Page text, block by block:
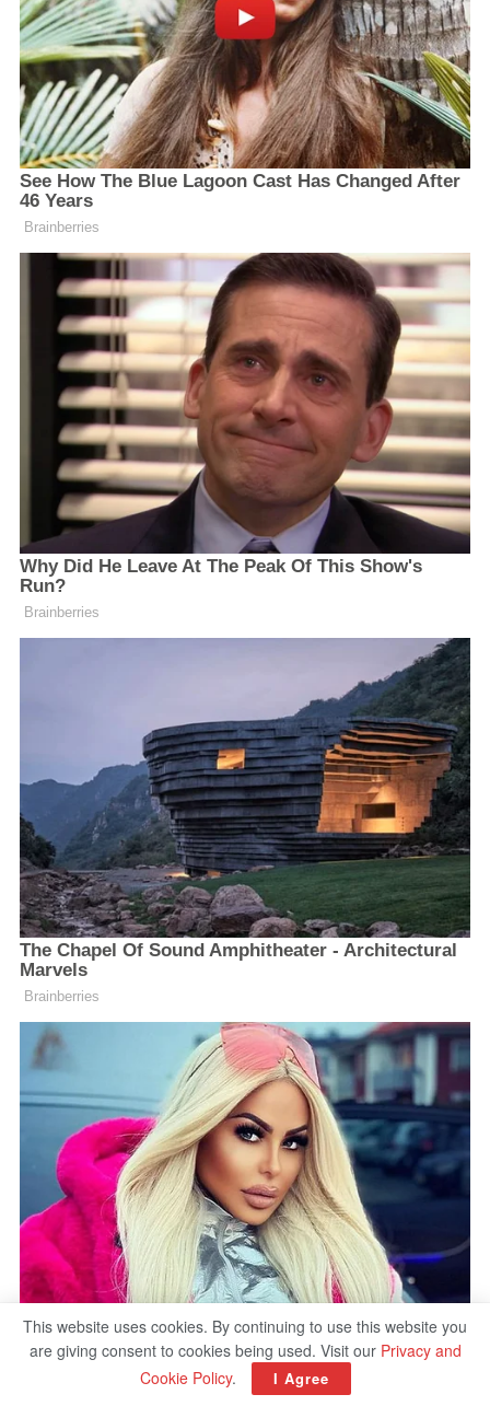
This website uses cookies. By continuing to use this website you
are giving consent to cookies being used. Visit our Privacy and
Cookie Policy. I Agree